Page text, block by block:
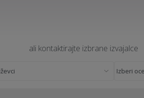
ali kontaktirajte izbrane izvajalce